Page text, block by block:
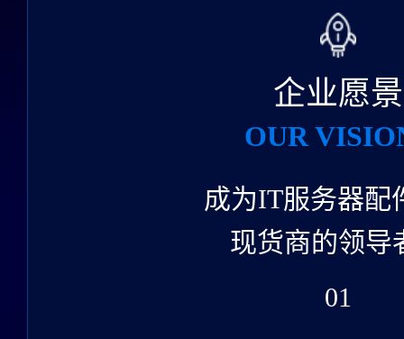
企业愿景
OUR
成为IT服务器配
现货商的领导
01